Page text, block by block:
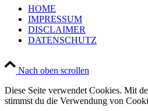
HOME
IMPRESSUM
DISCLAIMER
DATENSCHUTZ
Nach oben scrollen
Diese Seite verwendet Cookies. Mit
stimmst du die Verwendung von